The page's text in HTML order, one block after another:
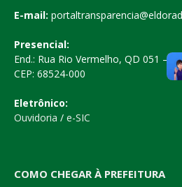
E-mail:
Presencial:
End.: Rua Rio Vermelho, QD 051 –
CEP: 68524-000
Eletrônico:
Ouvidoria / e-SIC
COMO CHEGAR À PREFEITURA